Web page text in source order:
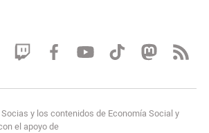
y los contenidos de Economía Social y
el apoyo de